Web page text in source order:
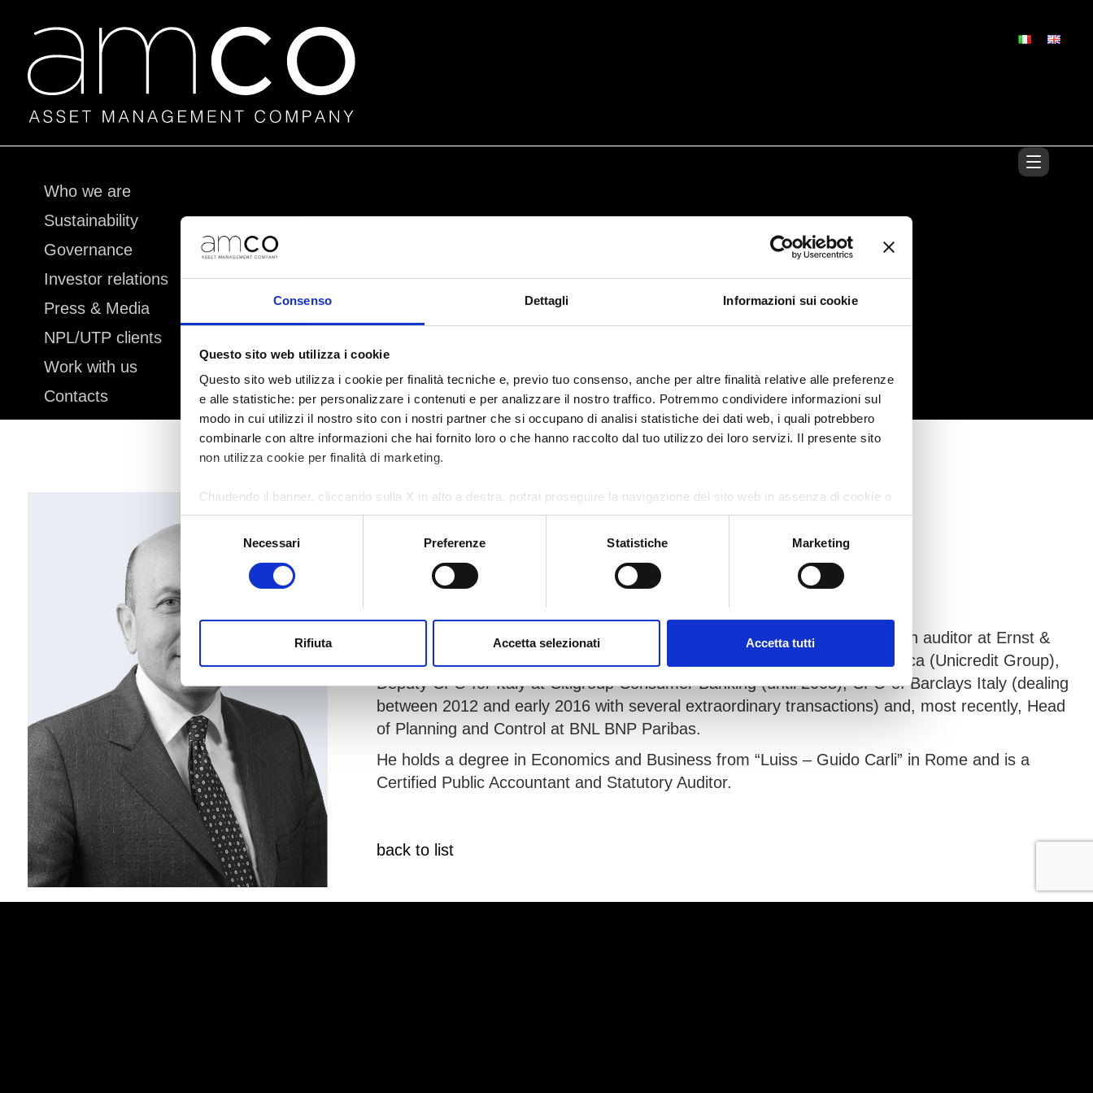
Consenso Dettagli Informazioni sui cookie
Questo sito web utilizza i cookie
Questo sito web utilizza i cookie per finalità tecniche e, previo tuo consenso, anche per altre finalità relative alle preferenze
e alle statistiche: per personalizzare i contenuti e per analizzare il nostro traffico. Potremmo condividere informazioni sul
modo in cui utilizzi il nostro sito con i nostri partner che si occupano di analisi statistiche dei dati web, i quali potrebbero
combinarle con altre informazioni che hai fornito loro o che hanno raccolto dal tuo utilizzo dei loro servizi. Il presente sito
non utilizza cookie per finalità di marketing.
Chiudendo il banner, cliccando sulla X in alto a destra, potrai proseguire la navigazione del sito web in assenza di cookie o
altri strumenti di tracciamento diversi da quelli tecnici.
Selezione
Necessari Preferenze Statistiche Marketing
Rifiuta Accetta selezionati Accetta tutti
content
Who we are
Sustainability
Governance
Investor relations
Press & Media
NPL/UTP clients
Work with us
Contacts
Alessandro Aymone
Alessandro Aymone is AMCO Chief Financial Officer from October 2025.
At AMCO since February 2024 as Chief of Staff, he began his career as an auditor at Ernst &
Young, then (among other positions) he was Controller of TradingLab Banca (Unicredit Group),
Deputy CFO for Italy at Citigroup Consumer Banking (until 2008), CFO of Barclays Italy (dealing
between 2012 and early 2016 with several extraordinary transactions) and, most recently, Head
of Planning and Control at BNL BNP Paribas.
He holds a degree in Economics and Business from “Luiss – Guido Carli” in Rome and is a
Certified Public Accountant and Statutory Auditor.
back to list